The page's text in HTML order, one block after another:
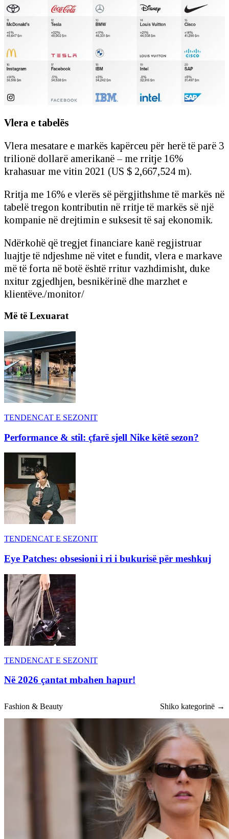
Vlera e tabelës
Vlera mesatare e markës kapërceu për herë të parë 3
trilionë dollarë amerikanë – me rritje 16%
krahasuar me vitin 2021 (US $ 2,667,524 m).
Rritja me 16% e vlerës së përgjithshme të markës në
tabelë tregon kontributin në rritje të markës së një
kompanie në drejtimin e suksesit të saj ekonomik.
Ndërkohë që tregjet financiare kanë regjistruar
luajtje të ndjeshme në vitet e fundit, vlera e markave
më të forta në botë është rritur vazhdimisht, duke
nxitur zgjedhjen, besnikërinë dhe marzhet e
klientëve./monitor/
Më të Lexuarat
TENDENCAT E SEZONIT
Performance & stil: çfarë sjell Nike këtë sezon?
TENDENCAT E SEZONIT
Eye Patches: obsesioni i ri i bukurisë për meshkuj
TENDENCAT E SEZONIT
Në 2026 çantat mbahen hapur!
Fashion & Beauty Shiko kategorinë →